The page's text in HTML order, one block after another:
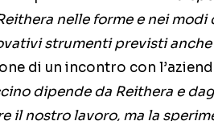
nelle forme e nei modi
strumenti previsti
di un incontro con
dipende da Reithera e
il nostro lavoro, ma la